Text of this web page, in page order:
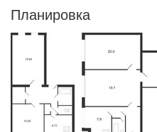
Планировка